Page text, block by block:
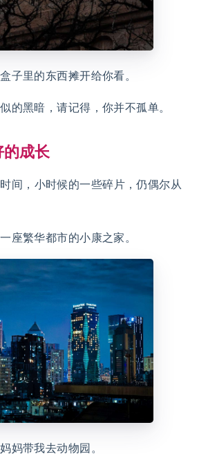
子里的东西摊开给你看。
的黑暗，请记得，你并不孤单。
成长
间，小时候的一些碎片，仍偶尔从
座繁华都市的小康之家。
妈带我去动物园。